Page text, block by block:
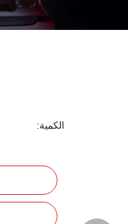
الكمية: